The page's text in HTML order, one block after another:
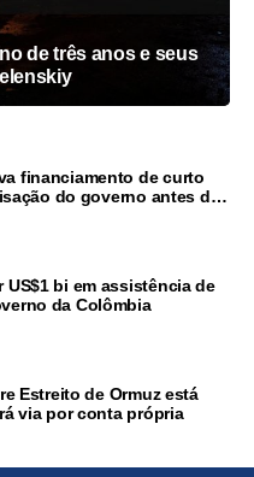
de três anos e seus
financiamento de curto
do governo antes das
US$1 bi em assistência de
da Colômbia
Estreito de Ormuz está
via por conta própria